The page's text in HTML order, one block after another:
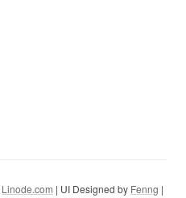
Linode.com | UI Designed by Fenng |